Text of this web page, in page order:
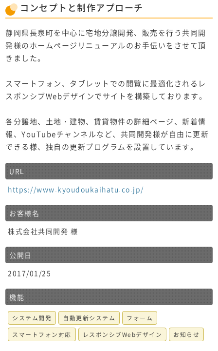
コンセプト と制作アプローチ
静岡県長泉町を中心に宅地分譲開発、 販売を行う共同開
発様のホームページリニューアルのお手伝いをさせて頂
きました。
スマートフォン、タブレットでの閲覧に最適化されるレ
スポンシブWebデザインでサイトを構築しております。
各分譲地、土地・建物、賃貸物件の詳細ページ、新着情
報、YouTubeチャンネルなど、共同開発様が自由に更新
できる様、独自の更新プログラムを設置しています。
URL
https://www.kyoudoukaihatu.co.jp/
お客様名
株式会社共同開発 様
公開日
2017/01/25
機能
システム開発 自動更新システム
フォーム
スマートフォン対応
レスポンシブWebデザイン お知らせ